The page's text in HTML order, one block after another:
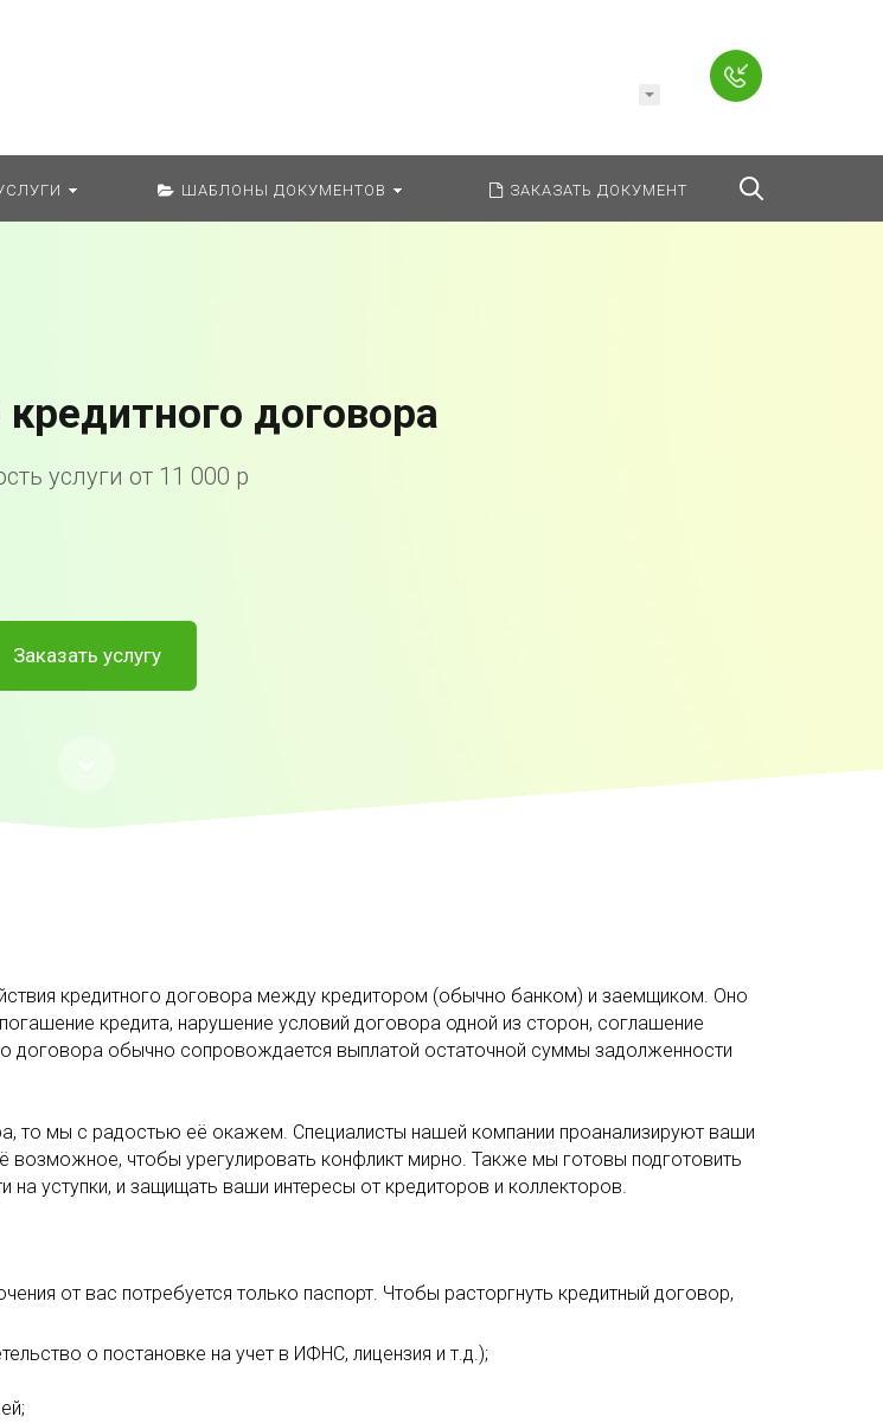
ШАБЛОНЫ ДОКУМЕНТОВ ЗАКАЗАТЬ ДОКУМЕНТ
договора
услуги от 11 000 р
Заказать услугу
кредитного договора между кредитором (обычно банком) и заемщиком. Оно
кредита, нарушение условий договора одной из сторон, соглашение
договора обычно сопровождается выплатой остаточной суммы задолженности
то мы с радостью её окажем. Специалисты нашей компании проанализируют ваши
возможное, чтобы урегулировать конфликт мирно. Также мы готовы подготовить
на уступки, и защищать ваши интересы от кредиторов и коллекторов.
от вас потребуется только паспорт. Чтобы расторгнуть кредитный договор,
о постановке на учет в ИФНС, лицензия и т.д.);